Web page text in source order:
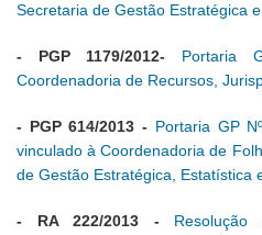
Secretaria de Gestão Estratégica
- PGP 1179/2012- Portaria
Coordenadoria de Recursos,
- PGP 614/2013 - Portaria GP
vinculado à Coordenadoria de
de Gestão Estratégica, Estatística
- RA 222/2013 -
Resolução